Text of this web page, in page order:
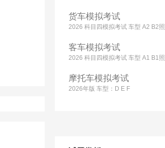
货车模拟考试
2026 科目四模拟考试 车型 A2 B2照
客车模拟考试
2026 科目四模拟考试 车型 A1 B1照
摩托车模拟考试
2026年版 车型：D E F